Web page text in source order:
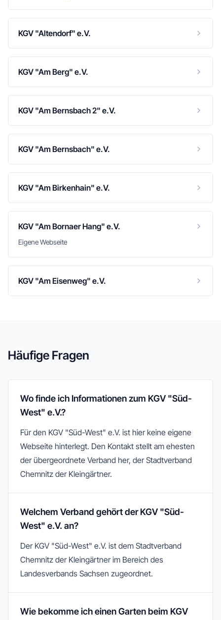
KGV "Altendorf" e.V.
KGV "Am Berg" e.V.
KGV "Am Bernsbach 2" e.V.
KGV "Am Bernsbach" e.V.
KGV "Am Birkenhain" e.V.
KGV "Am Bornaer Hang" e.V.
Eigene Webseite
KGV "Am Eisenweg" e.V.
Häufige Fragen
Wo finde ich Informationen zum KGV "Süd-
West" e.V.?
Für den KGV "Süd-West" e.V. ist hier keine eigene
Webseite hinterlegt. Den Kontakt stellt am ehesten
der übergeordnete Verband her, der Stadtverband
Chemnitz der Kleingärtner.
Welchem Verband gehört der KGV "Süd-
West" e.V. an?
Der KGV "Süd-West" e.V. ist dem Stadtverband
Chemnitz der Kleingärtner im Bereich des
Landesverbands Sachsen zugeordnet.
Wie bekomme ich einen Garten beim KGV